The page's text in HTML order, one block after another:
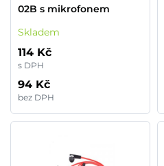
02B s mikrofonem
Skladem
114 Kč
s DPH
94 Kč
bez DPH